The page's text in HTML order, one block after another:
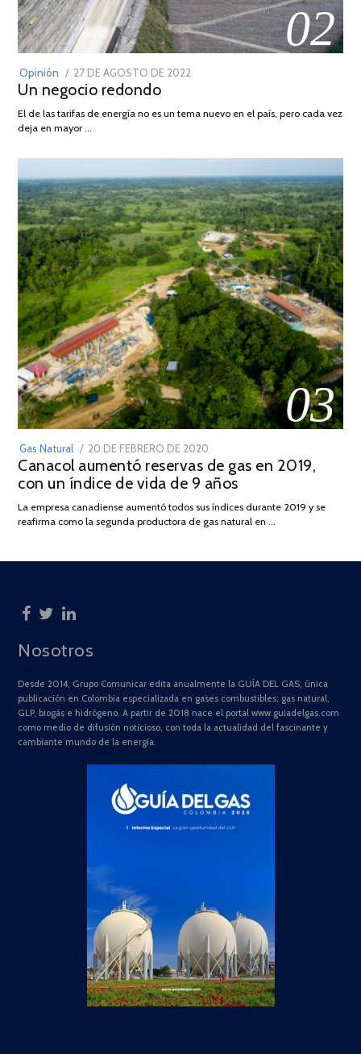
02
Opinión
POSTED
ON
27 DE AGOSTO DE 2022
DE
Un negocio redondo
El de las tarifas de energía no es un tema nuevo en el país, pero cada vez
deja en mayor …
03
Gas Natural
POSTED
ON
20 DE FEBRERO DE 2020
DE
JULIO
2025
Canacol aumentó reservas de gas en 2019,
con un índice de vida de 9 años
La empresa canadiense aumentó todos sus índices durante 2019 y se
reafirma como la segunda productora de gas natural en …
Nosotros
Desde 2014, Grupo Comunicar edita anualmente la GUÍA DEL GAS, única
publicación en Colombia especializada en gases combustibles: gas natural,
GLP, biogás e hidrógeno. A partir de 2018 nace el portal www.guiadelgas.com
como medio de difusión noticioso, con toda la actualidad del fascinante y
cambiante mundo de la energía.